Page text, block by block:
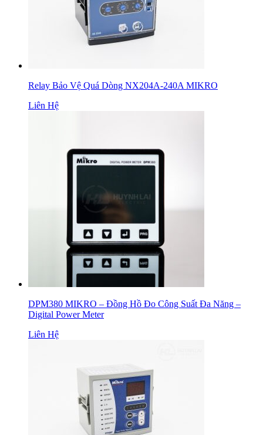
Relay Bảo Vệ Quá Dòng NX204A-240A MIKRO
Liên Hệ
DPM380 MIKRO – Đồng Hồ Đo Công Suất Đa Năng –
Digital Power Meter
Liên Hệ